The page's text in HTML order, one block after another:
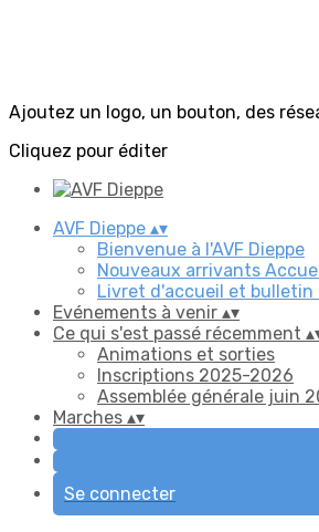
Ajoutez un logo, un bouton, des
Cliquez pour éditer
AVF Dieppe ▴▾
Bienvenue à l'AVF Dieppe
Nouveaux arrivants
Livret d'accueil et
Evénements à venir ▴▾
Ce qui s'est passé récemment ▴
Animations et sorties
Inscriptions 2025-2026
Assemblée générale juin
Marches ▴▾
Se connecter